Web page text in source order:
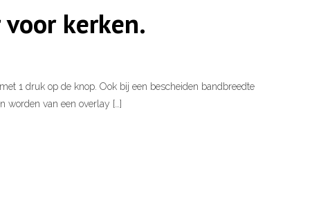
kerken.
1 druk op de knop. Ook bij een bescheiden bandbreedte
worden van een overlay […]